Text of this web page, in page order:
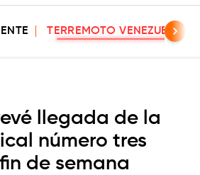
TERREMOTO VENEZUELA
llegada de la
número tres
de semana